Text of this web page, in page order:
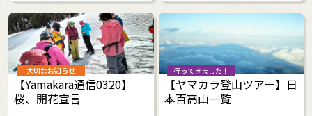
大切なお知らせ
【Yamakara通信0320】
桜、開花宣言
行ってきました！
【ヤマカラ登山ツアー】日
本百高山一覧